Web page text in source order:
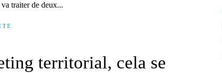
traiter de deux...
territorial, cela se